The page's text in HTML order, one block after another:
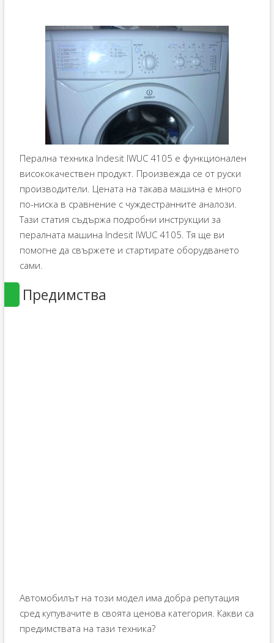
Перална техника Indesit IWUC 4105 е функционален
висококачествен продукт. Произвежда се от руски
производители. Цената на такава машина е много
по-ниска в сравнение с чуждестранните аналози.
Тази статия съдържа подробни инструкции за
пералната машина Indesit IWUC 4105. Тя ще ви
помогне да свържете и стартирате оборудването
сами.
Предимства
Автомобилът на този модел има добра репутация
сред купувачите в своята ценова категория. Какви са
предимствата на тази техника?